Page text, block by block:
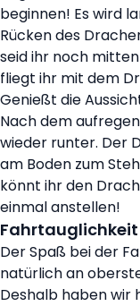
beginnen! Es wird
Rücken des
seid ihr noch
fliegt ihr mit dem
Genießt die
Nach dem
wieder runter. Der
am Boden zum
könnt ihr den
einmal anstellen!
Der Spaß bei der
natürlich an
Deshalb haben wir